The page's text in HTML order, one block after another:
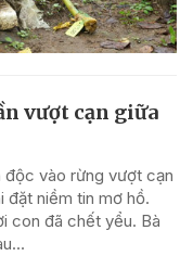
vượt cạn giữa
độc vào rừng vượt cạn
đặt niềm tin mơ hồ.
con đã chết yểu. Bà